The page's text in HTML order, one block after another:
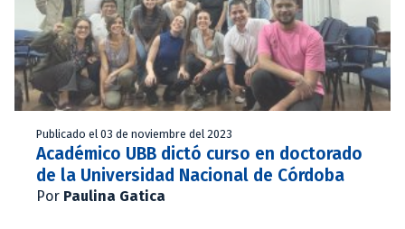
Publicado el 03 de noviembre del 2023
Académico UBB dictó curso en doctorado
de la Universidad Nacional de Córdoba
Por Paulina Gatica